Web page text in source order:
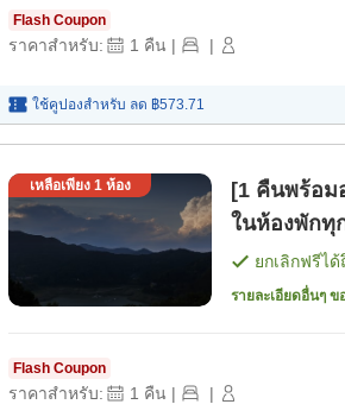
Flash Coupon
ราคาสำหรับ: 1 คืน | |
ใช้คูปองสำหรับ ลด ฿573.71
เหลือเพียง 1ห้อง
[1 คืนพร้อม
ในห้องพักทุ
ยกเลิกฟรีได้
รายละเอียดอื่นๆ
Flash Coupon
ราคาสำหรับ: 1 คืน | |